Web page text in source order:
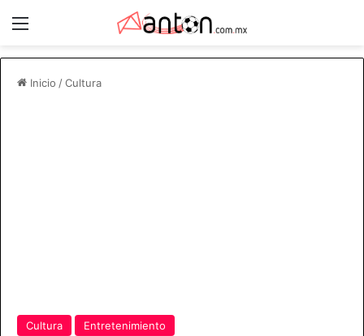
Menú
Inicio /Cultura
Cultura Entretenimiento